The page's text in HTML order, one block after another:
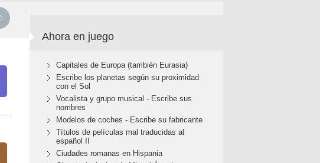
Ahora en juego
Capitales de Europa (también Eurasia)
Escribe los planetas según su proximidad
con el Sol
Vocalista y grupo musical - Escribe sus
nombres
Modelos de coches - Escribe su fabricante
Títulos de películas mal traducidas al
español II
Ciudades romanas en Hispania